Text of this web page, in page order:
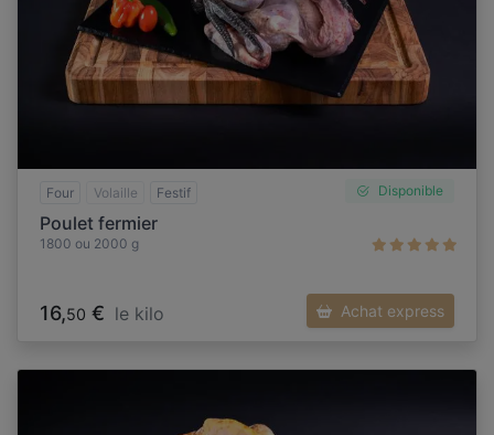
Four Volaille Festif Disponible
Poulet fermier
1800 ou 2000 g
16,50 € le kilo Achat express